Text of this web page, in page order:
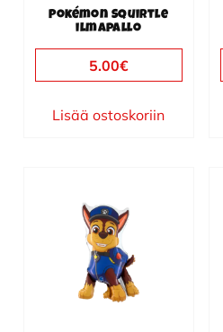
Pokémon Squirtle
ilmapallo
5.00€
Lisää ostoskoriin